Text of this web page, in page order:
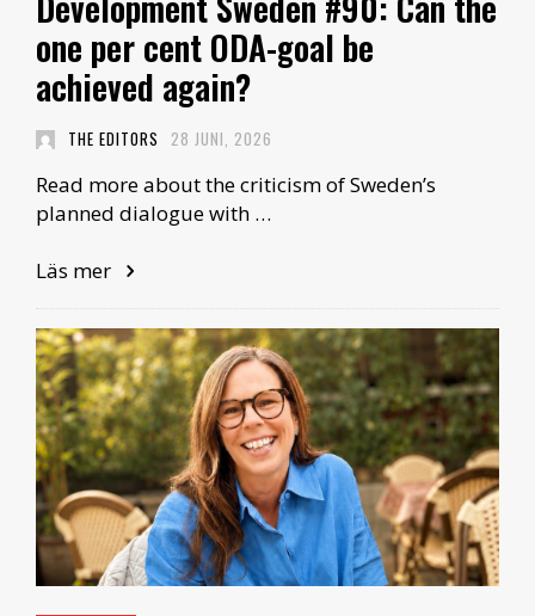
one per cent ODA-goal be
achieved again?
THE EDITORS 28 JUNI, 2026
Read more about the criticism of Sweden’s
planned dialogue with …
Läs mer